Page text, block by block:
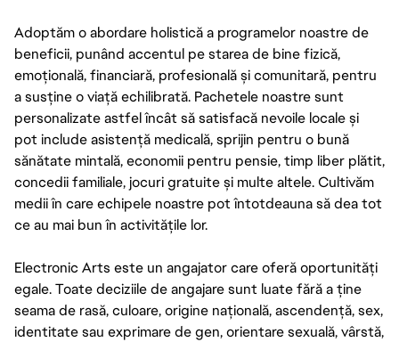
Adoptăm o abordare holistică a programelor noastre de
beneficii, punând accentul pe starea de bine fizică,
emoțională, financiară, profesională și comunitară, pentru
a susține o viață echilibrată. Pachetele noastre sunt
personalizate astfel încât să satisfacă nevoile locale și
pot include asistență medicală, sprijin pentru o bună
sănătate mintală, economii pentru pensie, timp liber plătit,
concedii familiale, jocuri gratuite și multe altele. Cultivăm
medii în care echipele noastre pot întotdeauna să dea tot
ce au mai bun în activitățile lor.
Electronic Arts este un angajator care oferă oportunități
egale. Toate deciziile de angajare sunt luate fără a ține
seama de rasă, culoare, origine națională, ascendență, sex,
identitate sau exprimare de gen, orientare sexuală, vârstă,